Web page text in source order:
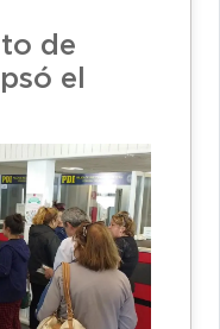
de
el